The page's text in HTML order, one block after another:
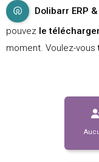
Dolibarr ERP &
pouvez le
moment. Voulez-vous